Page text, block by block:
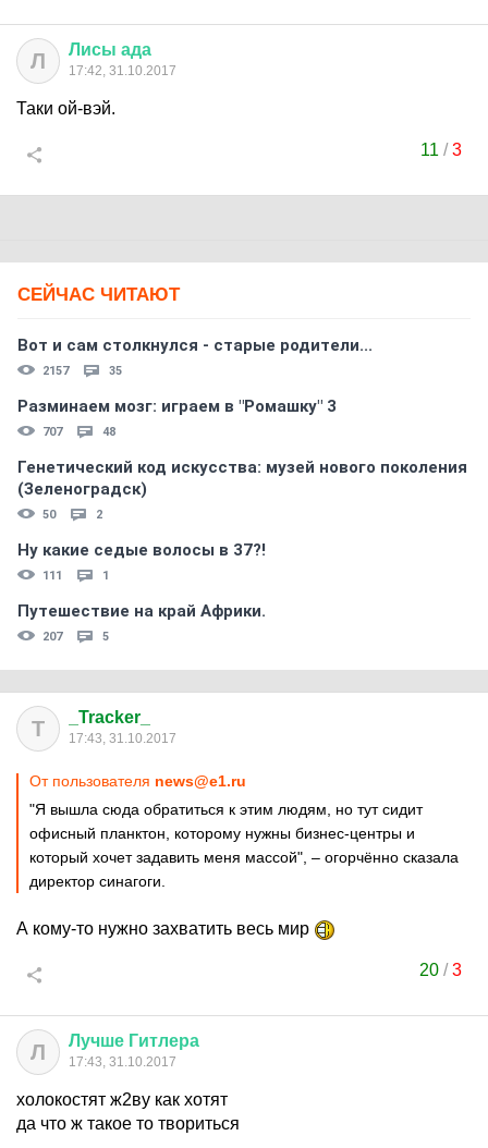
Л Лисы ада
17:42, 31.10.2017
Таки ой-вэй.
11 /3
СЕЙЧАС ЧИТАЮТ
Вот и сам столкнулся - старые родители...
2157 35
Разминаем мозг: играем в "Ромашку" 3
707 48
Генетический код искусства: музей нового поколения
(Зеленоградск)
50 2
Ну какие седые волосы в 37?!
111 1
Путешествие на край Африки.
207 5
T _Tracker_
17:43, 31.10.2017
От пользователя news@e1.ru
"Я вышла сюда обратиться к этим людям, но тут сидит
офисный планктон, которому нужны бизнес-центры и
который хочет задавить меня массой", – огорчённо сказала
директор синагоги.
А кому-то нужно захватить весь мир
20 /3
Л Лучше Гитлера
17:43, 31.10.2017
холокостят ж2ву как хотят
да что ж такое то твориться